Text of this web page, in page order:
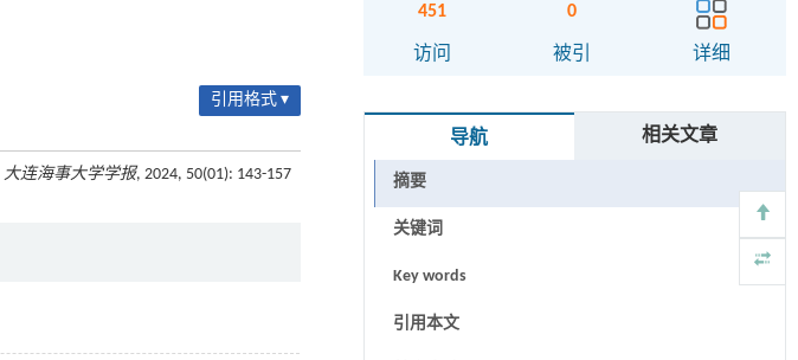
引用格式 ▾
大连海事大学学报, 2024, 50(01): 143-157
451
访问
0
被引 详细
导航 相关文章
摘要
关键词
Key words
引用本文